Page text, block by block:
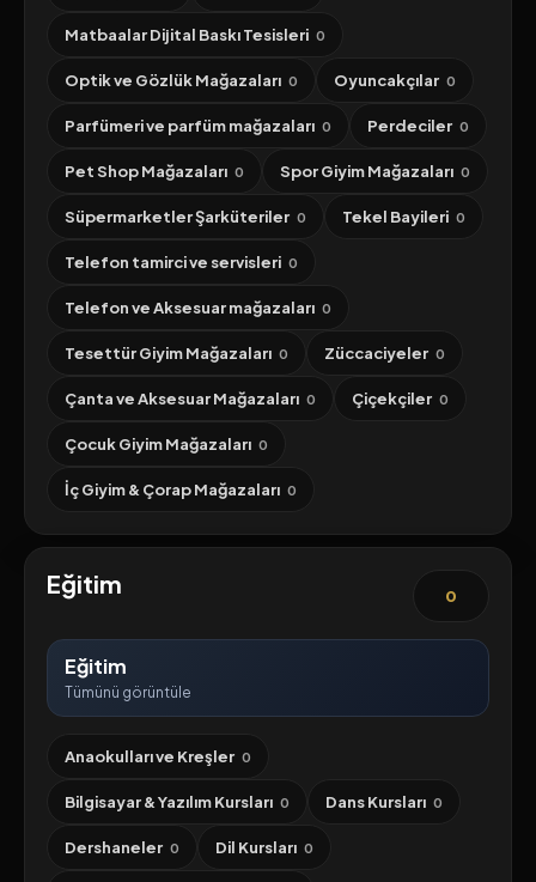
Matbaalar Dijital Baskı Tesisleri 0
Optik ve Gözlük Mağazaları 0 Oyuncakçılar 0
Parfümeri ve parfüm mağazaları 0 Perdeciler 0
Pet Shop Mağazaları 0 Spor Giyim Mağazaları 0
Süpermarketler Şarküteriler 0 Tekel Bayileri 0
Telefon tamirci ve servisleri 0
Telefon ve Aksesuar mağazaları 0
Tesettür Giyim Mağazaları 0 Züccaciyeler 0
Çanta ve Aksesuar Mağazaları 0 Çiçekçiler 0
Çocuk Giyim Mağazaları 0
İç Giyim & Çorap Mağazaları 0
Eğitim 0
Eğitim
Tümünü görüntüle
Anaokulları ve Kreşler 0
Bilgisayar & Yazılım Kursları 0 Dans Kursları 0
Dershaneler 0 Dil Kursları 0